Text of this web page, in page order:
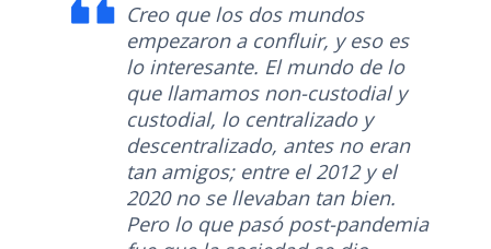
Creo que los dos mundos
empezaron a confluir, y eso es
lo interesante. El mundo de lo
que llamamos non-custodial y
custodial, lo centralizado y
descentralizado, antes no eran
tan amigos; entre el 2012 y el
2020 no se llevaban tan bien.
Pero lo que pasó post-pandemia